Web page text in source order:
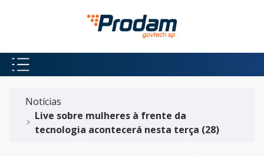
Pular para o Conteúdo principal
Notícias
Live sobre mulheres à frente da
tecnologia acontecerá nesta terça (28)